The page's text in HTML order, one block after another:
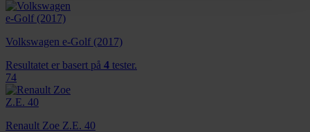
Vi bruker informasjonskapsler for å gi innhold og
annonser et personlig preg, for å levere sosiale
mediefunksjoner og for å analysere trafikken vår. Vi deler
vårt, med partnerne våre innen sosiale medier,
annonsering og analysearbeid, som kan kombinere den
med annen informasjon du har gjort tilgjengelig for dem,
eller som de har samlet inn gjennom din bruk av
Volkswagen e-Golf (2017)
Resultatet er basert på 4 tester.
74
Renault Zoe Z.E. 40